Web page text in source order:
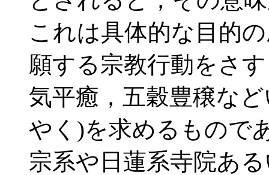
これは具体的な目的
願する宗教行動をさ
気平癒，五穀豊穣な
やく)を求めるもので
宗系や日蓮系寺院あ